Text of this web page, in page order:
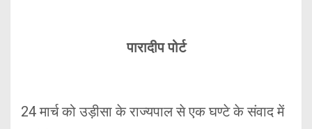
पारादीप पोर्ट
24 मार्च को उड़ीसा के राज्यपाल से एक घण्टे के संवाद में